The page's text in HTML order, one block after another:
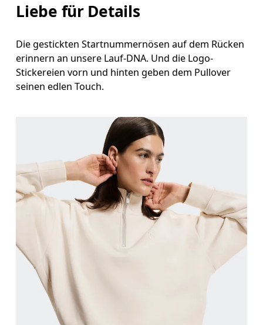
Liebe für Details
Die gestickten Startnummernösen auf dem Rücken
erinnern an unsere Lauf-DNA. Und die Logo-
Stickereien vorn und hinten geben dem Pullover
seinen edlen Touch.